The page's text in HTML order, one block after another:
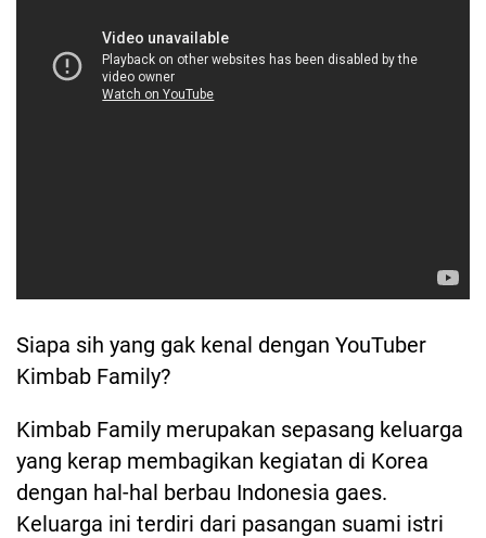
Siapa sih yang gak kenal dengan YouTuber
Kimbab Family?
Kimbab Family merupakan sepasang keluarga
yang kerap membagikan kegiatan di Korea
dengan hal-hal berbau Indonesia gaes.
Keluarga ini terdiri dari pasangan suami istri